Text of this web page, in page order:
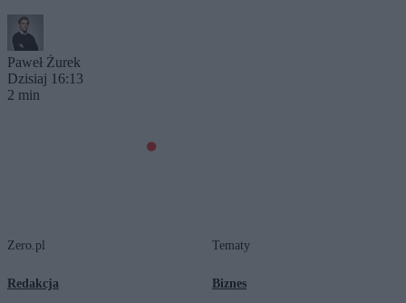
Paweł Żurek
Dzisiaj 16:13
2 min
Zero.pl
Redakcja
Tematy
Biznes